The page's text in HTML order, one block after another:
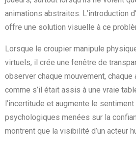
animations abstraites. L’introduction
offre une solution visuelle à ce
Lorsque le croupier manipule
virtuels, il crée une fenêtre de
observer chaque mouvement, chaque
comme s’il était assis à une vraie
l’incertitude et augmente le
psychologiques menées sur la
montrent que la visibilité d’un acteur